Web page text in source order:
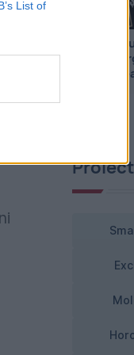
List of
Jean
cu